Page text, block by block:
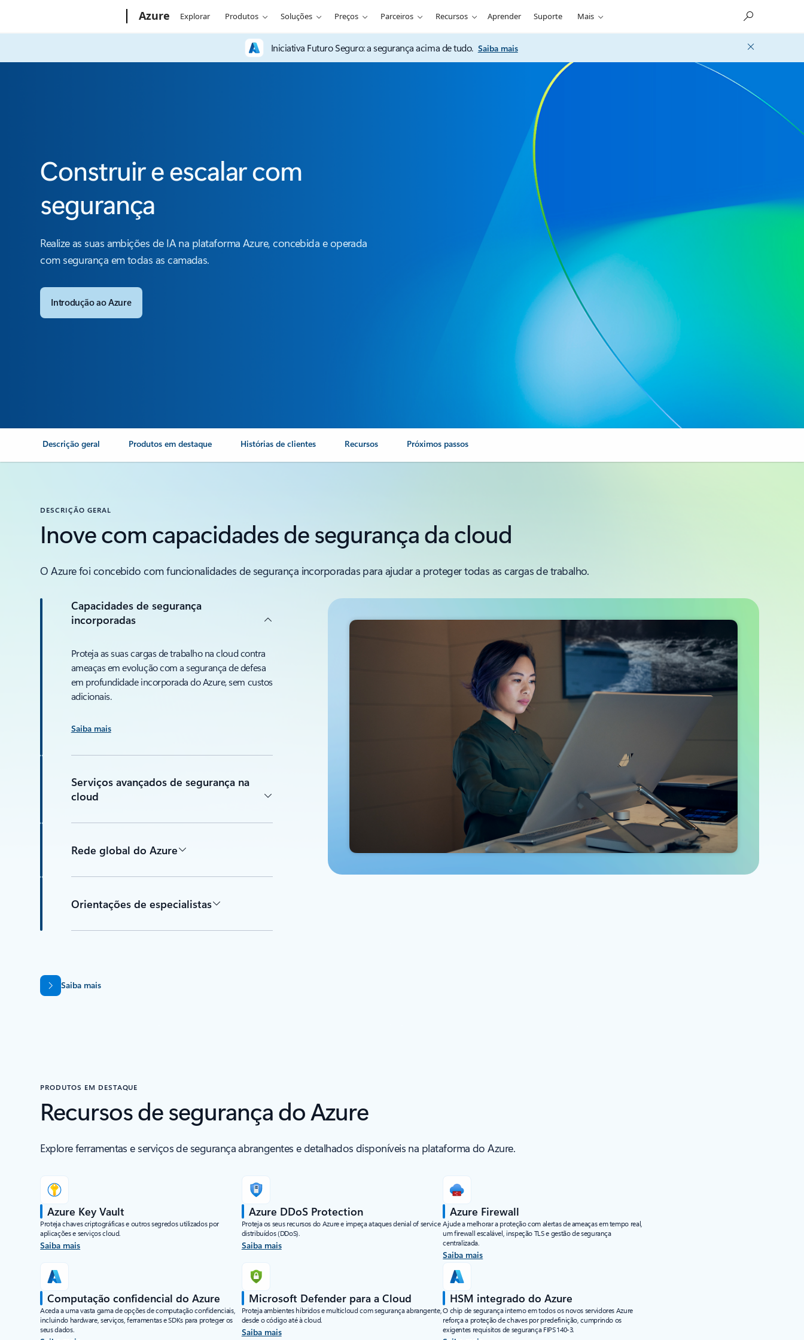
Azure Explorar Produtos Soluções Preços Parceiros Recursos Aprender Suporte Mais
Iniciativa Futuro Seguro: a segurança acima de tudo. Saiba mais
Construir e escalar com
segurança
Realize as suas ambições de IA na plataforma Azure, concebida e operada
com segurança em todas as camadas.
Introdução ao Azure
Descrição geral Produtos em destaque Histórias de clientes Recursos Próximos passos
DESCRIÇÃO GERAL
Inove com capacidades de segurança da cloud
O Azure foi concebido com funcionalidades de segurança incorporadas para ajudar a proteger todas as cargas de trabalho.
Capacidades de segurança
incorporadas
Proteja as suas cargas de trabalho na cloud contra
ameaças em evolução com a segurança de defesa
em profundidade incorporada do Azure, sem custos
adicionais.
Saiba mais
Serviços avançados de segurança na
cloud
Rede global do Azure
Orientações de especialistas
Saiba mais
PRODUTOS EM DESTAQUE
Recursos de segurança do Azure
Explore ferramentas e serviços de segurança abrangentes e detalhados disponíveis na plataforma do Azure.
Azure Key Vault
Proteja chaves criptográficas e outros segredos utilizados por
aplicações e serviços cloud.
Saiba mais
Azure DDoS Protection
Proteja os seus recursos do Azure e impeça ataques denial of service
distribuídos (DDoS).
Saiba mais
Azure Firewall
Ajude a melhorar a proteção com alertas de ameaças em tempo real,
um firewall escalável, inspeção TLS e gestão de segurança
centralizada.
Saiba mais
Computação confidencial do Azure
Aceda a uma vasta gama de opções de computação confidenciais,
incluindo hardware, serviços, ferramentas e SDKs para proteger os
seus dados.
Microsoft Defender para a Cloud
Proteja ambientes híbridos e multicloud com segurança abrangente,
desde o código até à cloud.
Saiba mais
HSM integrado do Azure
O chip de segurança interno em todos os novos servidores Azure
reforça a proteção de chaves por predefinição, cumprindo os
exigentes requisitos de segurança FIPS 140-3.